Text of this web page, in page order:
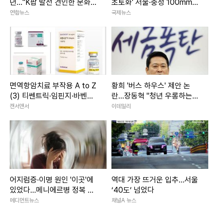
년…"K팝 발전 견인한 문화
아이콘"
연합뉴스
초토화' 서울·충청 100mm이
상 소나기 주말날씨
국제뉴스
면역항암치료 부작용 A to Z
(3) 티쎈트릭·임핀지·바벤시
오
캔서앤서
황희 '버스 하우스' 제안 논
란…장동혁 "청년 우롱하는
정책"
이데일리
어지럼증·이명 원인 '이곳'에
있었다…메니에르병 정복 길
열리나
메디먼트뉴스
역대 가장 뜨거운 입추…서울
‘40도’ 넘었다
채널A 뉴스